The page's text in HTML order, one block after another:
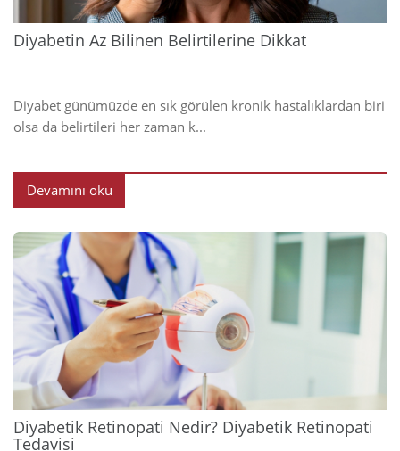
Diyabetin Az Bilinen Belirtilerine Dikkat
Diyabet günümüzde en sık görülen kronik hastalıklardan biri
olsa da belirtileri her zaman k...
Devamını oku
Diyabetik Retinopati Nedir? Diyabetik Retinopati
Tedavisi